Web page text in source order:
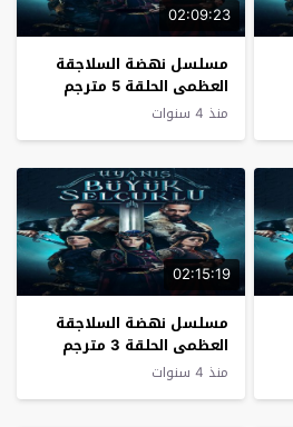
02:09:23
مسلسل نهضة السلاجقة
العظمى الحلقة 5 مترجم
منذ 4 سنوات
02:15:19
مسلسل نهضة السلاجقة
العظمى الحلقة 3 مترجم
منذ 4 سنوات